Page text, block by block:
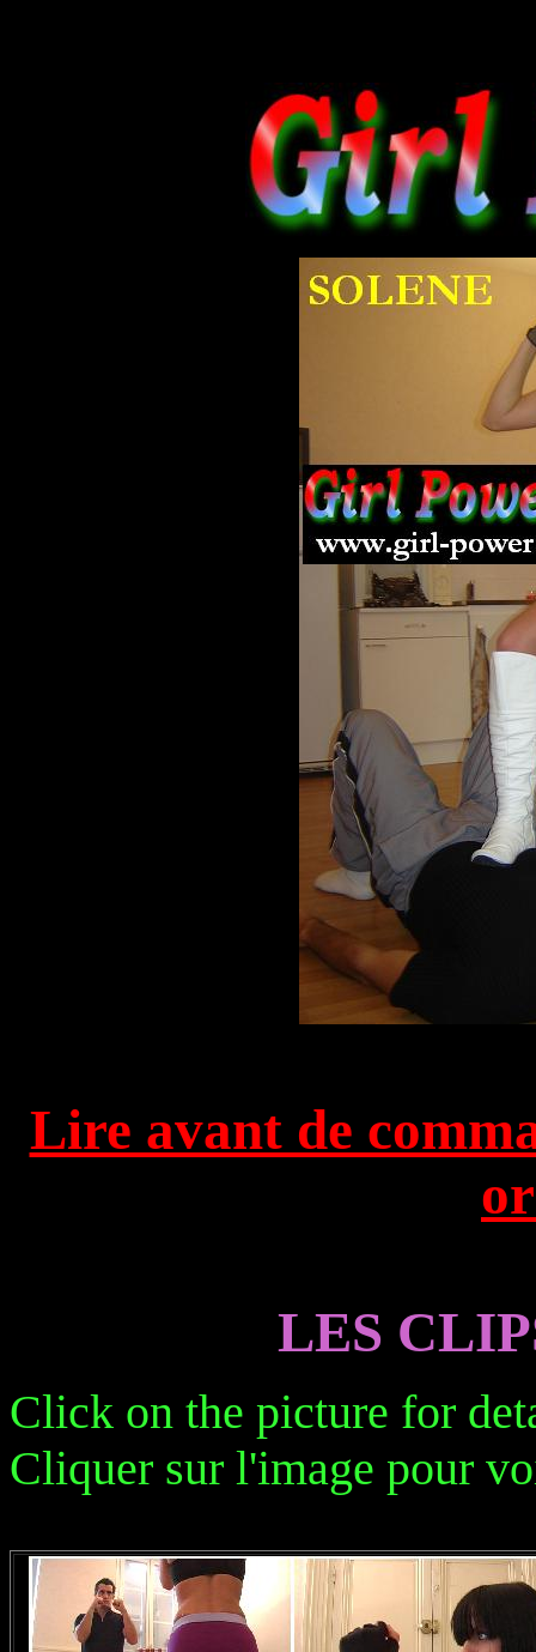
Lire avant de
LES
Click on the picture for
Cliquer sur l'image pour